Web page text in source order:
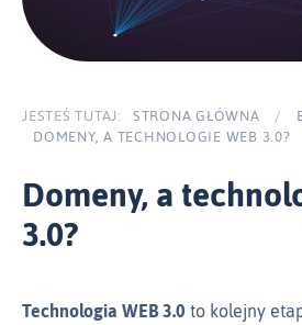
JESTEŚ TUTAJ: STRONA GŁÓWNA /
DOMENY, A TECHNOLOGIE WEB 3.0?
Domeny, a
3.0?
Technologia WEB 3.0 to kolejny